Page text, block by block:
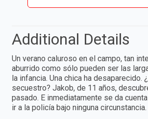
Additional Details
Un verano caluroso en el campo, tan
aburrido como sólo pueden ser las
la infancia. Una chica ha desaparecido.
secuestro? Jakob, de 11 años,
pasado. E inmediatamente se da
ir a la policía bajo ninguna circunstancia.